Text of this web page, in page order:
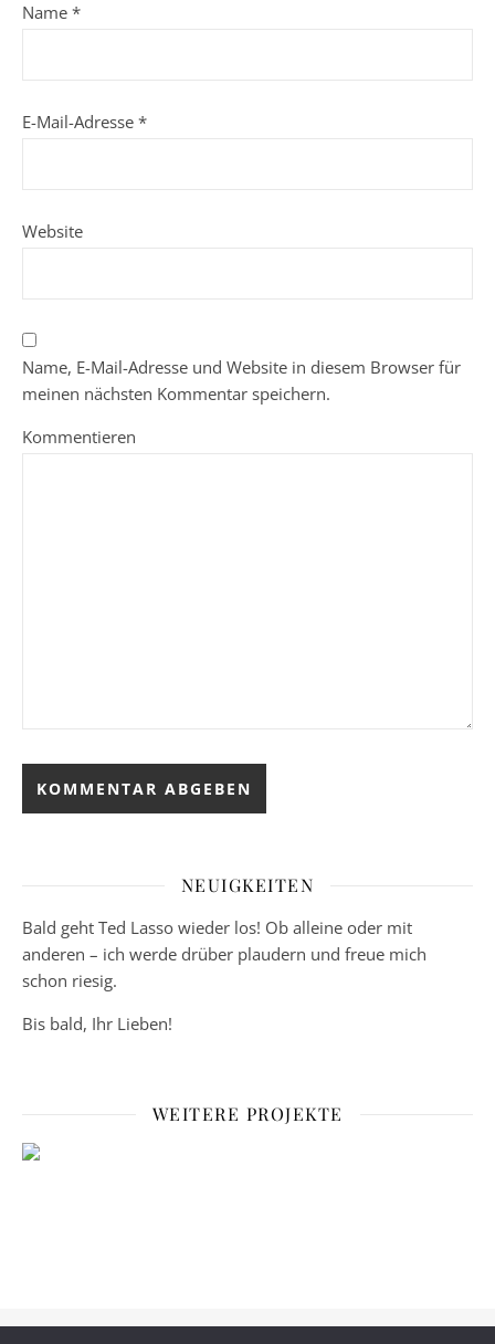
Name *
E-Mail-Adresse *
Website
Name, E-Mail-Adresse und Website in diesem Browser für
meinen nächsten Kommentar speichern.
Kommentieren
NEUIGKEITEN
Bald geht Ted Lasso wieder los! Ob alleine oder mit
anderen – ich werde drüber plaudern und freue mich
schon riesig.
Bis bald, Ihr Lieben!
WEITERE PROJEKTE